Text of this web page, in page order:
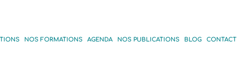
NOS FORMATIONS AGENDA NOS PUBLICATIONS BLOG CONTACT